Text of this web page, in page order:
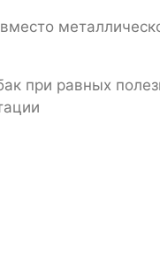
при равных